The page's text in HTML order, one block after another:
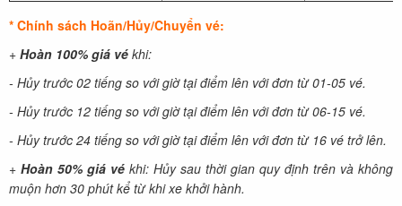
* Chính sách Hoãn/Hủy/Chuyển vé:
+ Hoàn 100% giá vé khi:
- Hủy trước 02 tiếng so với giờ tại điểm lên với đơn từ 01-05 vé.
- Hủy trước 12 tiếng so với giờ tại điểm lên với đơn từ 06-15 vé.
- Hủy trước 24 tiếng so với giờ tại điểm lên với đơn từ 16 vé trở lên.
+ Hoàn 50% giá vé khi: Hủy sau thời gian quy định trên và không
muộn hơn 30 phút kể từ khi xe khởi hành.